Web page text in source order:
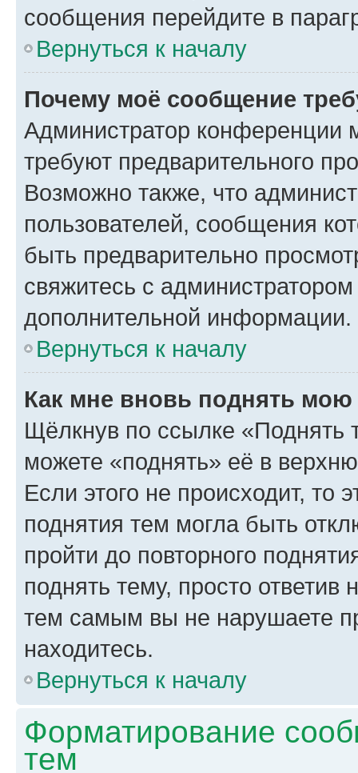
сообщения перейдите в
Вернуться к началу
Почему моё сообщение
Администратор конференции
требуют предварительного
Возможно также, что
пользователей, сообщения
быть предварительно
свяжитесь с
дополнительной информации.
Вернуться к началу
Как мне вновь поднять мою
Щёлкнув по ссылке «Поднять
можете «поднять» её в
Если этого не происходит, то
поднятия тем могла быть
пройти до повторного
поднять тему, просто ответив
тем самым вы не нарушаете
находитесь.
Вернуться к началу
Форматирование
тем